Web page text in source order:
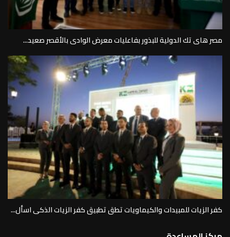
مصر هاى تك الدولية للبذور بفاعليات معرض الوادى بالأقصر صعيد...
كفر الزيات للمبيدات والكيماويات تطق تطبيق كفر الزيات الذكى اسأل...